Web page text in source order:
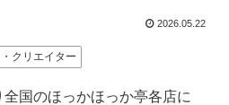
2026.05.22
クリエイター
国のほっかほっか亭各店に